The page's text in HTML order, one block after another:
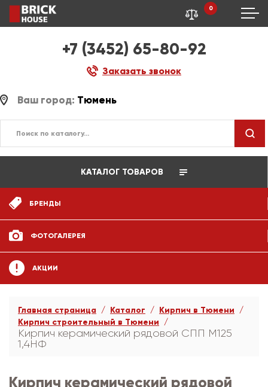
+7 (3452) 65-80-92
Заказать звонок
0
Ваш город: Тюмень
КАТАЛОГ ТОВАРОВ
БРЕНДЫ
ФОТОГАЛЕРЕЯ
АКЦИИ
Главная страница Каталог
Кирпич в Тюмени
Кирпич строительный в Тюмени
Кирпич керамический рядовой СПП М125
1,4НФ
Кирпич керамический рядовой